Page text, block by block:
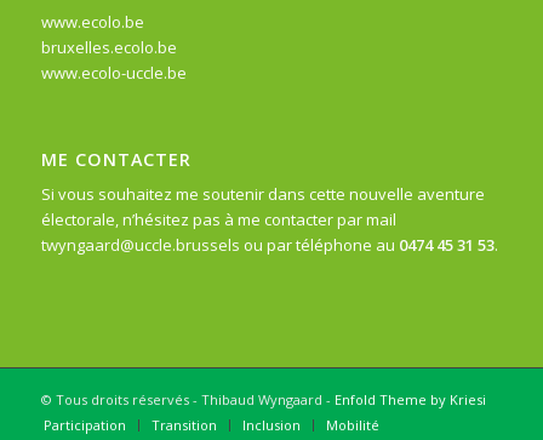
www.ecolo.be
bruxelles.ecolo.be
www.ecolo-uccle.be
ME CONTACTER
Si vous souhaitez me soutenir dans cette nouvelle aventure
électorale, n’hésitez pas à me contacter par mail
twyngaard@uccle.brussels ou par téléphone au 0474 45 31 53.
© Tous droits réservés - Thibaud Wyngaard - Enfold Theme by Kriesi
Participation
Transition Inclusion Mobilité